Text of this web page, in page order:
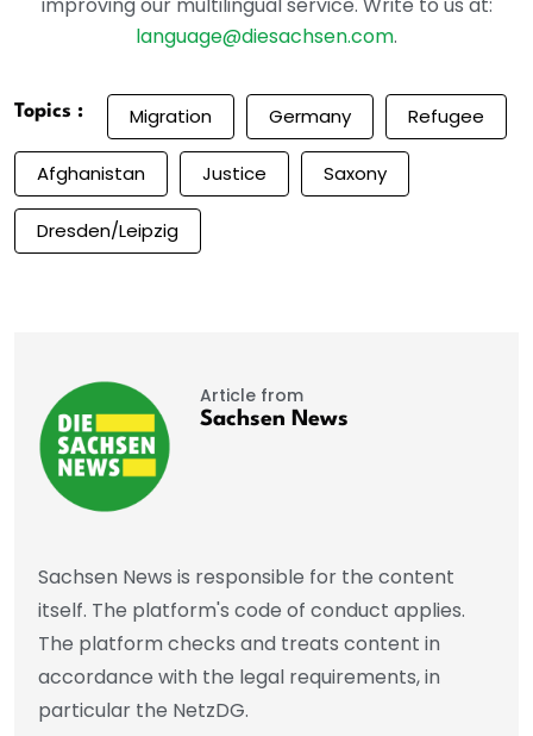
language@diesachsen.com.
Topics : Migration Germany Refugee
Afghanistan Justice Saxony
Dresden/Leipzig
Article from
Sachsen News
Sachsen News is responsible for the content
itself. The platform's code of conduct applies.
The platform checks and treats content in
accordance with the legal requirements, in
particular the NetzDG.